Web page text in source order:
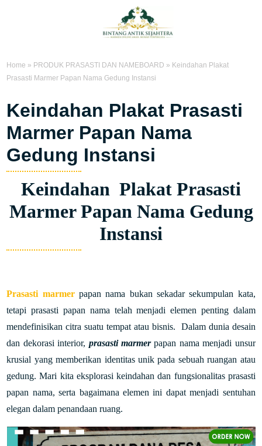
Home » PRODUK PRASASTI DAN NAMEBOARD » Keindahan Plakat
Prasasti Marmer Papan Nama Gedung Instansi
Keindahan Plakat Prasasti
Marmer Papan Nama
Gedung Instansi
Keindahan Plakat Prasasti
Marmer Papan Nama Gedung
Instansi
Prasasti marmer papan nama bukan sekadar sekumpulan kata,
tetapi prasasti papan nama telah menjadi elemen penting dalam
mendefinisikan citra suatu tempat atau bisnis. Dalam dunia desain
dan dekorasi interior, prasasti marmerpapan nama menjadi unsur
krusial yang memberikan identitas unik pada sebuah ruangan atau
gedung. Mari kita eksplorasi keindahan dan fungsionalitas prasasti
papan nama, serta bagaimana elemen ini dapat menjadi sentuhan
elegan dalam penandaan ruang.